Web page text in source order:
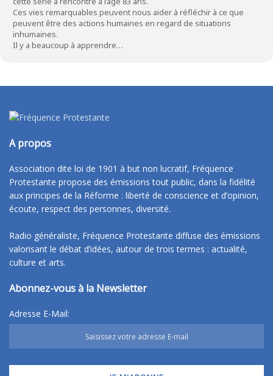
Ces vies remarquables peuvent nous aider à réfléchir à ce que
peuvent être des actions humaines en regard de situations
inhumaines.
Il y a beaucoup à apprendre…
A propos
Association dite loi de 1901 à but non lucratif, Fréquence
Protestante propose des émissions tout public, dans la fidélité
aux principes de la Réforme : liberté de conscience et d’opinion,
écoute, respect des personnes, diversité.
Radio généraliste, Fréquence Protestante diffuse des émissions
valorisant le débat d’idées, autour de trois termes : actualité,
culture et arts.
Abonnez-vous à la Newsletter
Adresse E-Mail: